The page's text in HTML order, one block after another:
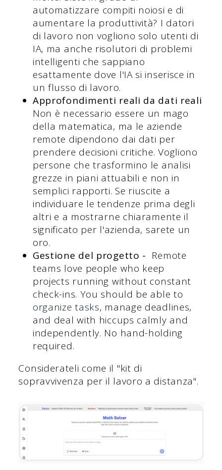
automatizzare compiti noiosi e di
aumentare la produttività? I datori
di lavoro non vogliono solo utenti di
IA, ma anche risolutori di problemi
intelligenti che sappiano
esattamente dove l'IA si inserisce in
un flusso di lavoro.
Approfondimenti reali da dati reali
Non è necessario essere un mago
della matematica, ma le aziende
remote dipendono dai dati per
prendere decisioni critiche. Vogliono
persone che trasformino le analisi
grezze in piani attuabili e non in
semplici rapporti. Se riuscite a
individuare le tendenze prima degli
altri e a mostrarne chiaramente il
significato per l'azienda, sarete un
oro.
Gestione del progetto - Remote
teams love people who keep
projects running without constant
check-ins. You should be able to
organize tasks, manage deadlines,
and deal with hiccups calmly and
independently. No hand-holding
required.
Considerateli come il "kit di
sopravvivenza per il lavoro a distanza".